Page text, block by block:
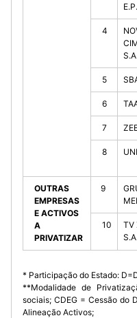
E.P.
4
S.A.
5
6
7
8
OUTRAS
EMPRESAS
E ACTIVOS
A
PRIVATIZAR
9
10
TV
S.A.
* Participação do Estado:
**Modalidade de
sociais; CDEG = Cessão do
Alineação Activos;